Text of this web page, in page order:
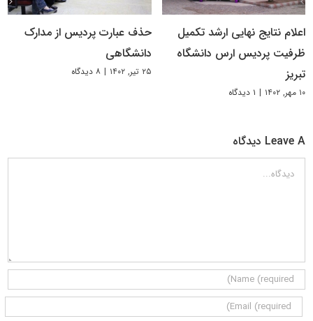
اعلام نتایج نهایی ارشد تکمیل
ظرفیت پردیس ارس دانشگاه
تبریز
۱۰ مهر, ۱۴۰۲ | ۱ دیدگاه
حذف عبارت پردیس از مدارک
دانشگاهی
۲۵ تیر, ۱۴۰۲ | ۸ دیدگاه
Leave A دیدگاه
دیدگاه